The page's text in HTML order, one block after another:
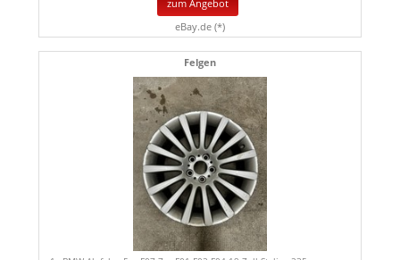
zum Angebot
eBay.de (*)
Felgen